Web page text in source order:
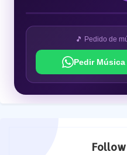
🎵 Pedido de
Pedir